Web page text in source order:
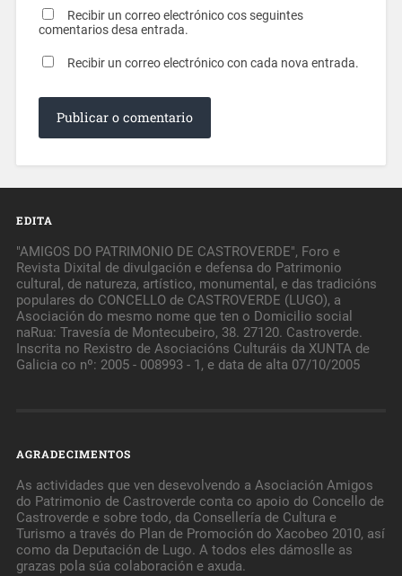
Recibir un correo electrónico cos seguintes
comentarios desa entrada.
Recibir un correo electrónico con cada nova entrada.
EDITA
"AMIGOS DO PATRIMONIO DE CASTROVERDE", Foro e
Revista Dixital de divulgación e defensa do Patrimonio
cultural, de natureza, artístico, monumental, e das tradicións
populares do CONCELLO de CASTROVERDE (LUGO), a
Asociación do mesmo nome que ten o Domicilio social
naRua: Travesía de Montecubeiro, 38. 27120. Castroverde.
Inscrita no Rexistro de Asociacións Culturáis da XUNTA de
Galicia co nº: 2005 - 008993 - 1, e data de alta 07/10/2005
AGRADECIMENTOS
As actividades que ven desevolvendo a Asociación Amigos
do Patrimonio de Castroverde conta co apoio do Concello de
Castroverde e sobre todo, da Consellería de Cultura e
Turismo a través do Plan de Promoción do Xacobeo 2010, así
como da Deputación de Lugo. A todos eles dámoslle as
grazas pola súa colaboración e axuda.